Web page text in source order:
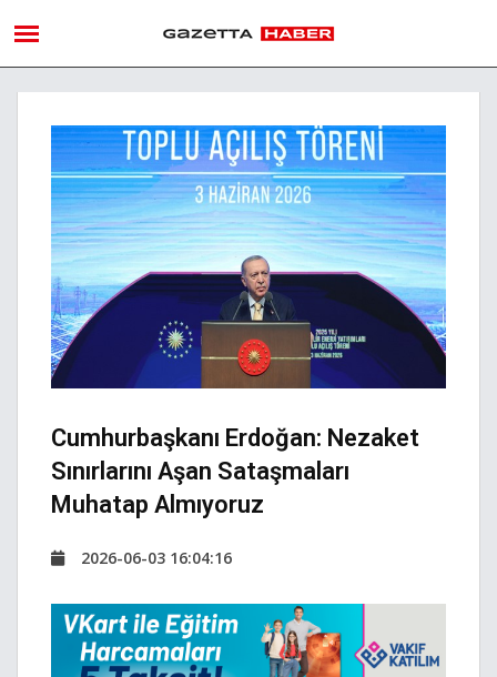
Cumhurbaşkanı Erdoğan: Nezaket
Sınırlarını Aşan Sataşmaları
Muhatap Almıyoruz
2026-06-03 16:04:16